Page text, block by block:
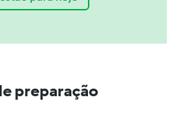
preparação